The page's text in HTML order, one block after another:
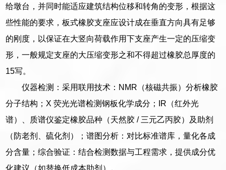
给墩台，并同时能适应建筑结构位移和转角的变形，根据这
些性能的要求，板式橡胶支座应设计成在垂直方向具有足够
的刚度，以保证在大竖向荷载作用下支座产生一定的压缩变
形，一般规定支座的大压缩变形之和不得超过橡胶总厚度的
15写。
仪器检测：采用联用技术：NMR（核磁共振）分析橡胶
分子结构；X 荧光光谱检测钢板化学成分；IR（红外光
谱）、质谱仪鉴定橡胶品种（天然胶 / 三元乙丙胶）及助剂
（防老剂、硫化剂）；谱图分析：对比标准谱库，量化各成
分含量；综合验证：结合检测数据与工程需求，提供成分优
化建议（如替换低成本助剂）。